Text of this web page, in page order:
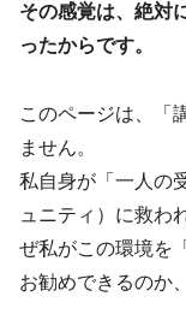
その感覚は、絶対
ったからです。
このページは、「
ません。
私自身が「一人の
ュニティ）に救わ
ぜ私がこの環境を
お勧めできるのか